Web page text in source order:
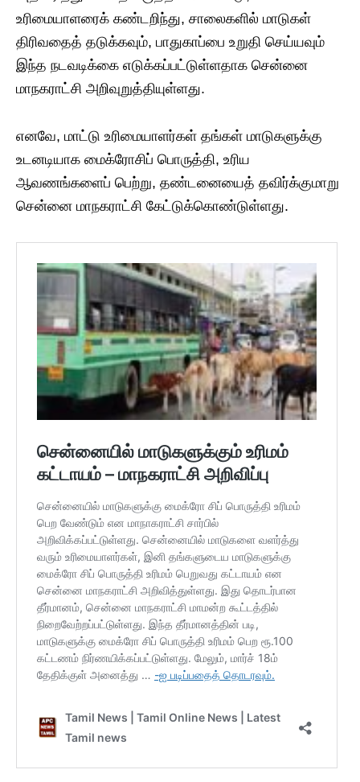
உரிமையாளரைக் கண்டறிந்து, சாலைகளில் மாடுகள்
திரிவதைத் தடுக்கவும், பாதுகாப்பை உறுதி செய்யவும்
இந்த நடவடிக்கை எடுக்கப்பட்டுள்ளதாக சென்னை
மாநகராட்சி அறிவுறுத்தியுள்ளது.
எனவே, மாட்டு உரிமையாளர்கள் தங்கள் மாடுகளுக்கு
உடனடியாக மைக்ரோசிப் பொருத்தி, உரிய
ஆவணங்களைப் பெற்று, தண்டனையைத் தவிர்க்குமாறு
சென்னை மாநகராட்சி கேட்டுக்கொண்டுள்ளது.